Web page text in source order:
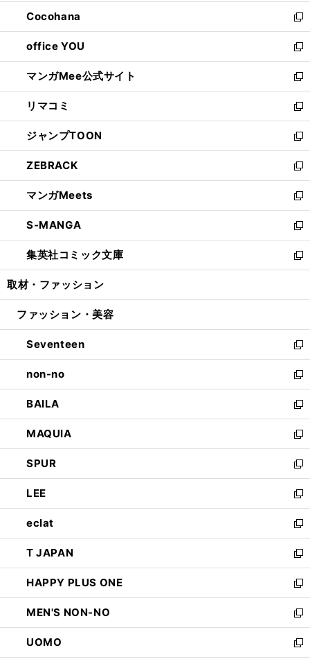
く
で
開
く
ン
ド
ウ
で
開
く
し
い
ウ
ィ
ン
ド
ウ
で
開
く
Cocohana
新
し
い
ウ
ィ
ン
ド
ウ
で
開
く
office YOU
新
し
い
ウ
ィ
ン
ド
ウ
で
開
く
マンガMee公式サイト
新
し
い
ウ
ィ
ン
ド
ウ
で
開
く
リマコミ
新
し
い
ウ
ィ
ン
ド
ウ
で
開
く
ジャンプTOON
新
し
い
ウ
ィ
ン
ド
ウ
で
開
ZEBRACK
新
し
い
ウ
ィ
ン
ド
ウ
開
マンガMeets
新
し
い
ウ
ィ
ン
ウ
開
く
S-MANGA
新
し
い
ウ
ン
ウ
で
開
く
集英社コミック文庫
新
し
ウ
ン
ド
ウ
で
開
く
取材・ファッション
ファッション・美容
Seventeen
新
し
い
ウ
ィ
ン
ド
ウ
で
開
く
non-no
新
し
い
ウ
ィ
ン
ド
ウ
で
開
く
BAILA
新
し
い
ウ
ィ
ン
ド
ウ
で
開
く
MAQUIA
新
し
い
ウ
ィ
ン
ド
ウ
で
開
く
SPUR
新
し
い
ウ
ィ
ン
ド
ウ
で
開
く
LEE
新
し
い
ウ
ィ
ン
ド
ウ
で
開
く
eclat
新
し
い
ウ
ィ
ン
ド
ウ
で
開
T JAPAN
新
し
い
ウ
ィ
ン
ド
ウ
HAPPY PLUS ONE
新
し
い
ウ
ィ
ン
MEN'S NON-NO
新
し
い
ウ
UOMO
新
し